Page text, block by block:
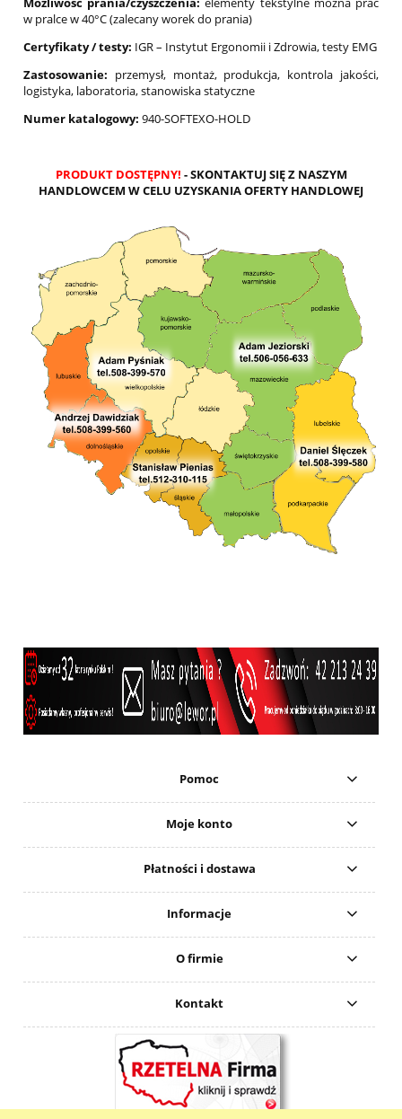
w pralce w 40°C (zalecany worek do prania)
Certyfikaty / testy: IGR – Instytut Ergonomii i Zdrowia, testy EMG
Zastosowanie: przemysł, montaż, produkcja, kontrola jakości,
logistyka, laboratoria, stanowiska statyczne
Numer katalogowy: 940-SOFTEXO-HOLD
PRODUKT DOSTĘPNY! - SKONTAKTUJ SIĘ Z NASZYM
HANDLOWCEM W CELU UZYSKANIA OFERTY HANDLOWEJ
Pomoc
Moje konto
Płatności i dostawa
Informacje
O firmie
Kontakt